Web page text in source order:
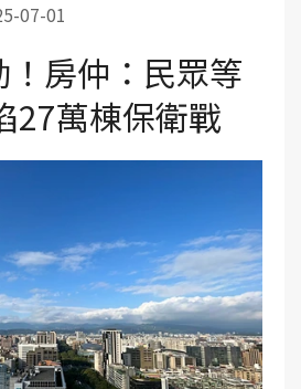
07-01
房仲：民眾等
27萬棟保衛戰